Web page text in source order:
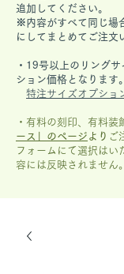
追加してください。
※内容がすべて同じ場
にしてまとめてご注文
・19号以上のリング
ション価格となります。
特注サイズオプショ
・有料の刻印、有料装
ース」のページ より ご
フォームにて選択はい
容には反映されません。